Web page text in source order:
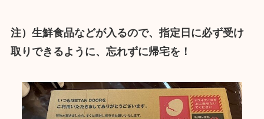
注）生鮮食品などが入るので、指定日に必ず受け
取りできるように、忘れずに帰宅を！